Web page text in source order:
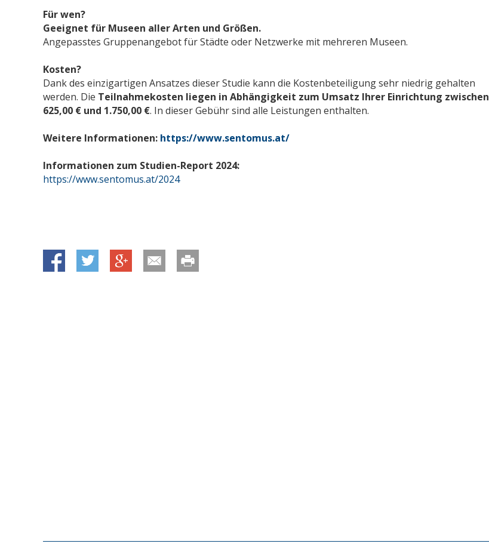
Für wen?
Geeignet für Museen aller Arten und Größen.
Angepasstes Gruppenangebot für Städte oder Netzwerke mit mehreren Museen.
Kosten?
Dank des einzigartigen Ansatzes dieser Studie kann die Kostenbeteiligung sehr niedrig gehalten
werden. Die Teilnahmekosten liegen in Abhängigkeit zum Umsatz Ihrer Einrichtung zwischen
625,00 € und 1.750,00 €. In dieser Gebühr sind alle Leistungen enthalten.
Weitere Informationen: https://www.sentomus.at/
Informationen zum Studien-Report 2024:
https://www.sentomus.at/2024